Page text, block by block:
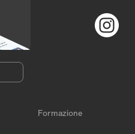
Formazione